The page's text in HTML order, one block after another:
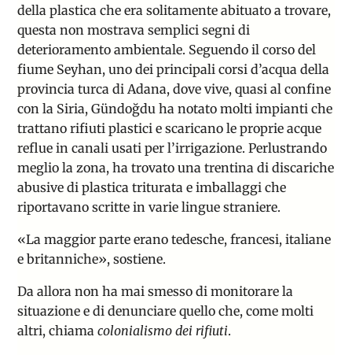
della plastica che era solitamente abituato a trovare,
questa non mostrava semplici segni di
deterioramento ambientale. Seguendo il corso del
fiume Seyhan, uno dei principali corsi d’acqua della
provincia turca di Adana, dove vive, quasi al confine
con la Siria, Gündoğdu ha notato molti impianti che
trattano rifiuti plastici e scaricano le proprie acque
reflue in canali usati per l’irrigazione. Perlustrando
meglio la zona, ha trovato una trentina di discariche
abusive di plastica triturata e imballaggi che
riportavano scritte in varie lingue straniere.
«La maggior parte erano tedesche, francesi, italiane
e britanniche», sostiene.
Da allora non ha mai smesso di monitorare la
situazione e di denunciare quello che, come molti
altri, chiamacolonialismo dei rifiuti.